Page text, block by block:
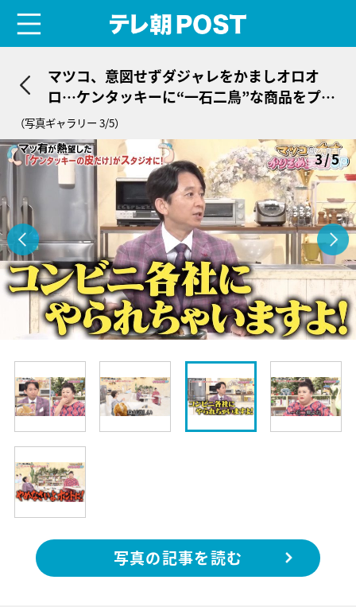
マツコ、意図せずダジャレをかましオロオ
ロ…ケンタッキーに“一石二鳥”な商品をプレ
ゼン
（写真ギャラリー 3/5）
3/5
写真の記事を読む